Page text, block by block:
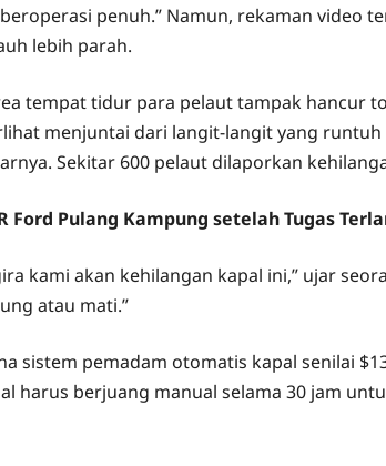
penuh.” Namun, rekaman video
lebih parah.
tempat tidur para pelaut tampak hancur
menjuntai dari langit-langit yang
Sekitar 600 pelaut dilaporkan
Ford Pulang Kampung setelah Tugas
kami akan kehilangan kapal ini,” ujar
atau mati.”
sistem pemadam otomatis kapal senilai
harus berjuang manual selama 30 jam